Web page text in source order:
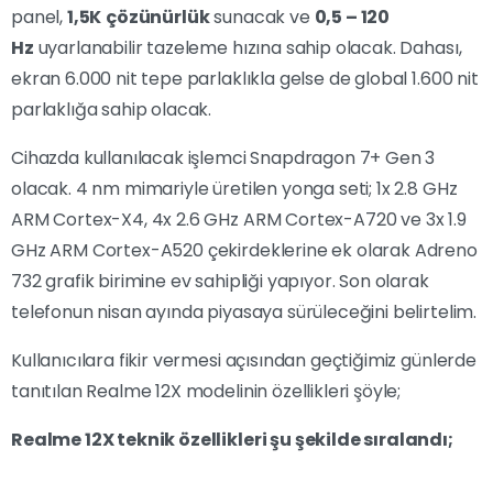
panel,1,5K çözünürlüksunacak ve 0,5 – 120
Hz uyarlanabilir tazeleme hızına sahip olacak. Dahası,
ekran 6.000 nit tepe parlaklıkla gelse de global 1.600 nit
parlaklığa sahip olacak.
Cihazda kullanılacak işlemci Snapdragon 7+ Gen 3
olacak. 4 nm mimariyle üretilen yonga seti; 1x 2.8 GHz
ARM Cortex-X4, 4x 2.6 GHz ARM Cortex-A720 ve 3x 1.9
GHz ARM Cortex-A520 çekirdeklerine ek olarak Adreno
732 grafik birimine ev sahipliği yapıyor. Son olarak
telefonun nisan ayında piyasaya sürüleceğini belirtelim.
Kullanıcılara fikir vermesi açısından geçtiğimiz günlerde
tanıtılan Realme 12X modelinin özellikleri şöyle;
Realme 12X teknik özellikleri şu şekilde sıralandı;